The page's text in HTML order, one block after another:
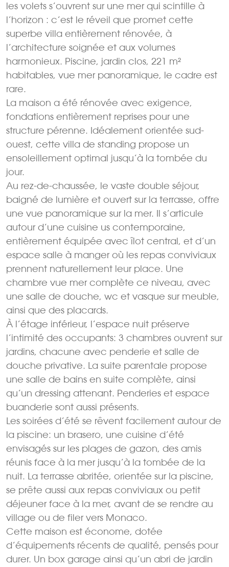
les volets s’ouvrent sur une mer qui scintille à
l’horizon : c’est le réveil que promet cette
superbe villa entièrement rénovée, à
l’architecture soignée et aux volumes
harmonieux. Piscine, jardin clos, 221 m²
habitables, vue mer panoramique, le cadre est
rare.
La maison a été rénovée avec exigence,
fondations entièrement reprises pour une
structure pérenne. Idéalement orientée sud-
ouest, cette villa de standing propose un
ensoleillement optimal jusqu’à la tombée du
jour.
Au rez-de-chaussée, le vaste double séjour,
baigné de lumière et ouvert sur la terrasse, offre
une vue panoramique sur la mer. Il s’articule
autour d’une cuisine us contemporaine,
entièrement équipée avec îlot central, et d’un
espace salle à manger où les repas conviviaux
prennent naturellement leur place. Une
chambre vue mer complète ce niveau, avec
une salle de douche, wc et vasque sur meuble,
ainsi que des placards.
À l’étage inférieur, l’espace nuit préserve
l’intimité des occupants: 3 chambres ouvrent sur
jardins, chacune avec penderie et salle de
douche privative. La suite parentale propose
une salle de bains en suite complète, ainsi
qu’un dressing attenant. Penderies et espace
buanderie sont aussi présents.
Les soirées d’été se rêvent facilement autour de
la piscine: un brasero, une cuisine d’été
envisagés sur les plages de gazon, des amis
réunis face à la mer jusqu’à la tombée de la
nuit. La terrasse abritée, orientée sur la piscine,
se prête aussi aux repas conviviaux ou petit
déjeuner face à la mer, avant de se rendre au
village ou de filer vers Monaco.
Cette maison est économe, dotée
d’équipements récents de qualité, pensés pour
durer. Un box garage ainsi qu’un abri de jardin